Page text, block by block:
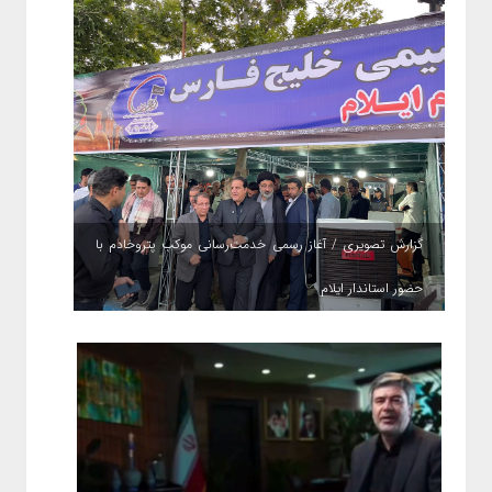
گزارش تصویری / آغاز رسمی خدمت‌رسانی موکب پتروخادم با
حضور استاندار ایلام